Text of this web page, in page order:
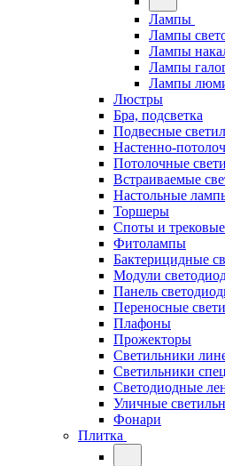
Лампы
Лампы
Лампы
Лампы
Лампы
Люстры
Бра, подсветка
Подвесные
Настенно-
Потолочные
Встраиваемые
Настольные
Торшеры
Споты и
Фитолампы
Бактерицидные
Модули
Панель
Переносные
Плафоны
Прожекторы
Светильники
Светильники
Светодиодные
Уличные
Фонари
Плитка